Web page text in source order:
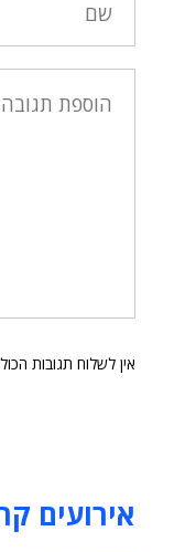
אין לשלוח תגובות
אירועים